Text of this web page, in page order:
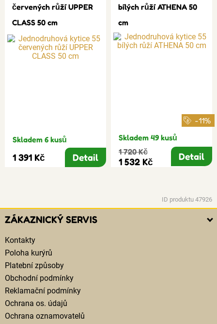
červených růží UPPER
CLASS 50 cm
Skladem 6 kusů
1 391 Kč Detail
bílých růží ATHENA 50
cm
-11%
Skladem 49 kusů
1 720 Kč
1 532 Kč Detail
ID produktu 47926
ZÁKAZNICKÝ SERVIS
Kontakty
Poloha kurýrů
Platební způsoby
Obchodní podmínky
Reklamační podmínky
Ochrana os. údajů
Ochrana oznamovatelů